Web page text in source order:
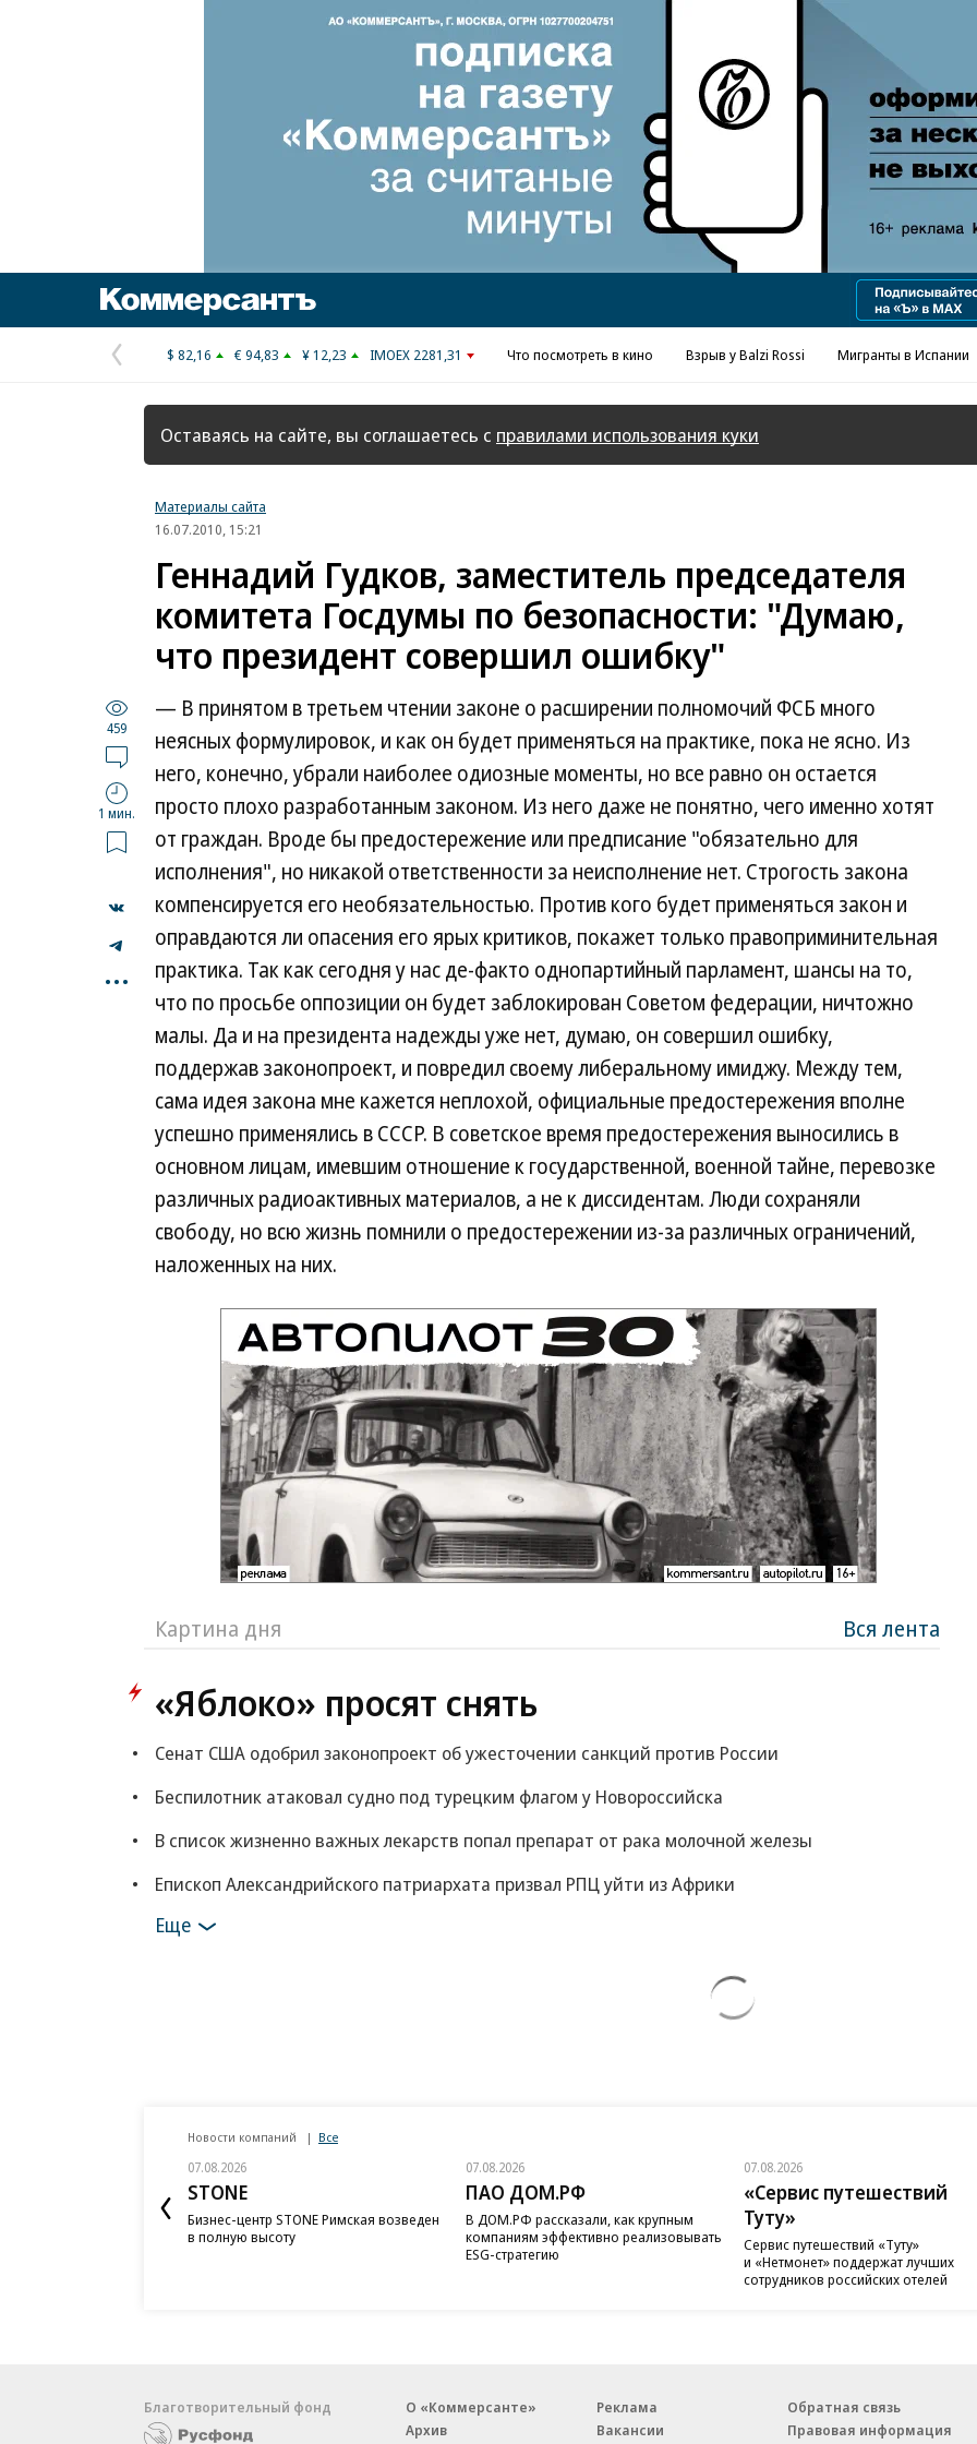
Предыдущая
страница
$ 82,16 € 94,83 ¥ 12,23 IMOEX 2281,31 Что посмотреть в кино Взрыв у Balzi Rossi Мигранты в Испании
Оставаясь на сайте, вы соглашаетесь с правилами использования куки
Материалы сайта
16.07.2010, 15:21
Геннадий Гудков, заместитель председателя
комитета Госдумы по безопасности: "Думаю,
что президент совершил ошибку"
459
1 мин.
...
— В принятом в третьем чтении законе о расширении полномочий ФСБ много
неясных формулировок, и как он будет применяться на практике, пока не ясно. Из
него, конечно, убрали наиболее одиозные моменты, но все равно он остается
просто плохо разработанным законом. Из него даже не понятно, чего именно хотят
от граждан. Вроде бы предостережение или предписание "обязательно для
исполнения", но никакой ответственности за неисполнение нет. Строгость закона
компенсируется его необязательностью. Против кого будет применяться закон и
оправдаются ли опасения его ярых критиков, покажет только правоприминительная
практика. Так как сегодня у нас де-факто однопартийный парламент, шансы на то,
что по просьбе оппозиции он будет заблокирован Советом федерации, ничтожно
малы. Да и на президента надежды уже нет, думаю, он совершил ошибку,
поддержав законопроект, и повредил своему либеральному имиджу. Между тем,
сама идея закона мне кажется неплохой, официальные предостережения вполне
успешно применялись в СССР. В советское время предостережения выносились в
основном лицам, имевшим отношение к государственной, военной тайне, перевозке
различных радиоактивных материалов, а не к диссидентам. Люди сохраняли
свободу, но всю жизнь помнили о предостережении из-за различных ограничений,
наложенных на них.
Картина дня Вся лента
«Яблоко» просят снять
Сенат США одобрил законопроект об ужесточении санкций против России
Беспилотник атаковал судно под турецким флагом у Новороссийска
В список жизненно важных лекарств попал препарат от рака молочной железы
Епископ Александрийского патриархата призвал РПЦ уйти из Африки
Еще
Новости компаний Все
07.08.2026
STONE
Бизнес-центр STONE Римская возведен
в полную высоту
07.08.2026
ПАО ДОМ.РФ
В ДОМ.РФ рассказали, как крупным
компаниям эффективно реализовывать
ESG-стратегию
07.08.2026
«Сервис путешествий
Туту»
Сервис путешествий «Туту»
и «Нетмонет» поддержат лучших
сотрудников российских отелей
Благотворительный фонд
О «Коммерсанте»
Архив
Реклама
Вакансии
Обратная связь
Правовая информация